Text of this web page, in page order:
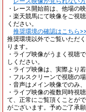
・レース開始前は、他場の
・楽天競馬にて映像をご視
ください。
推奨環境の確認はこちら>>
推奨環境以外でご覧いただ
ります。
・ライブ映像がうまく視聴
しください。
・ライブ映像は、実際より
・フルスクリーンで視聴の
・音声はメイン映像でのみ
・ライブ映像の複数同時視
て、正常にご覧頂くことが
がございます。予めご了承願